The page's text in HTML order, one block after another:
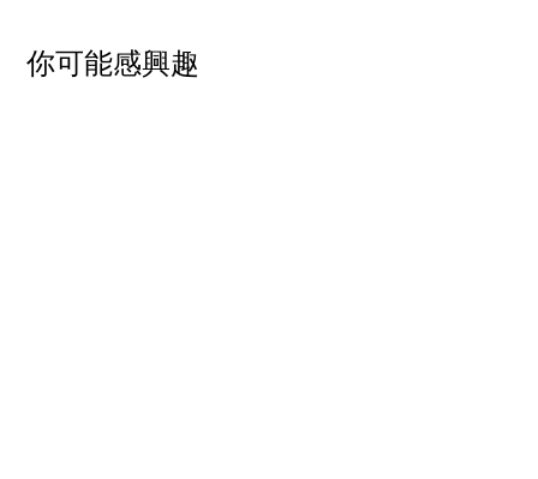
​你可能感興趣